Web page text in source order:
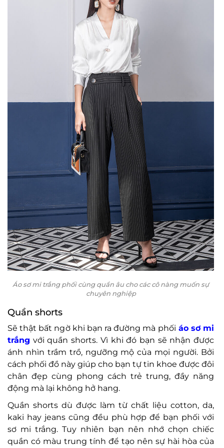
Áo sơ mi trắng phối cùng quần âu cho các cô nàng muốn sự
chuyên nghiệp
Quần shorts
Sẽ thật bất ngờ khi bạn ra đường mà phối áo sơ mi
trắng với quần shorts. Vì khi đó bạn sẽ nhận được
ánh nhìn trầm trồ, ngưỡng mộ của mọi người. Bởi
cách phối đồ này giúp cho bạn tự tin khoe được đôi
chân đẹp cùng phong cách trẻ trung, đầy năng
động mà lại không hở hang.
Quần shorts dù được làm từ chất liệu cotton, da,
kaki hay jeans cũng đều phù hợp để bạn phối với
sơ mi trắng. Tuy nhiên bạn nên nhớ chọn chiếc
quần có màu trung tính để tạo nên sự hài hòa của